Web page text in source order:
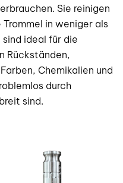
Sie reinigen
in weniger als
sind ideal für die
Rückständen,
Chemikalien und
durch
sind.